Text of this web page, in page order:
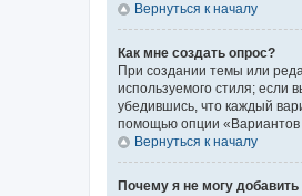
Вернуться к началу
Как мне создать опрос?
При создании темы или
используемого стиля; если
убедившись, что каждый
помощью опции «Вариантов
Вернуться к началу
Почему я не могу